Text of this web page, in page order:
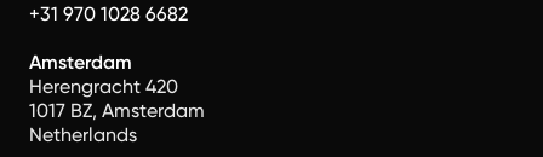
+31 970 1028 6682
Amsterdam
Herengracht 420
1017 BZ, Amsterdam
Netherlands